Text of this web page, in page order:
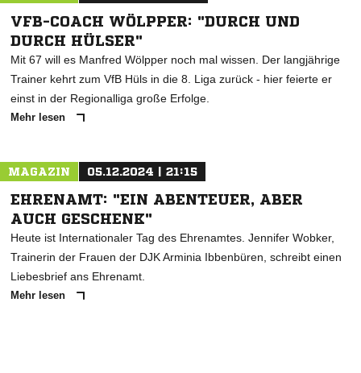
VFB-COACH WÖLPPER: "DURCH UND
DURCH HÜLSER"
Mit 67 will es Manfred Wölpper noch mal wissen. Der langjährige
Trainer kehrt zum VfB Hüls in die 8. Liga zurück - hier feierte er
einst in der Regionalliga große Erfolge.
Mehr lesen
MAGAZIN 05.12.2024 | 21:15
EHRENAMT: "EIN ABENTEUER, ABER
AUCH GESCHENK"
Heute ist Internationaler Tag des Ehrenamtes. Jennifer Wobker,
Trainerin der Frauen der DJK Arminia Ibbenbüren, schreibt einen
Liebesbrief ans Ehrenamt.
Mehr lesen